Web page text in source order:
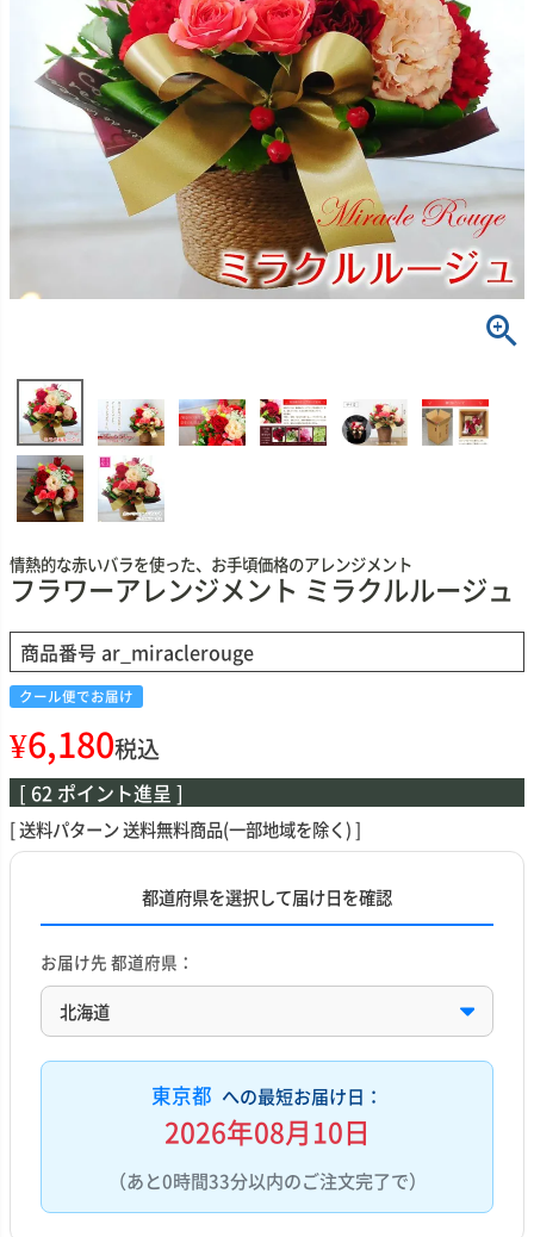
情熱的な赤いバラを使った、お手頃価格のアレンジメント
フラワーアレンジメント ミラクルルージュ
商品番号 ar_miraclerouge
クール便でお届け
¥6,180税込
[ 62 ポイント進呈 ]
送料パターン送料無料商品(一部地域を除く)
都道府県を選択して届け日を確認
お届け先 都道府県：
東京都 への最短お届け日：
2026年08月10日
（あと0時間33分以内のご注文完了で）